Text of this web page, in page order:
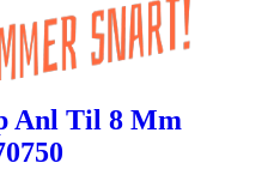
Anl Til 8 Mm